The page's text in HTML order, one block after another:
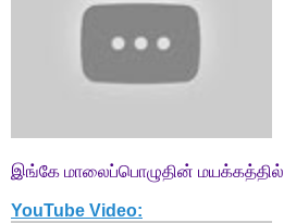
இங்கே மாலைப்பொழுதின் மயக்கத்தில்
YouTube Video: